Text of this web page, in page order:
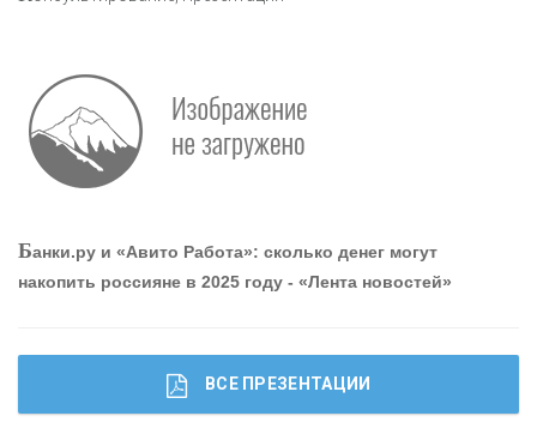
Работа мечты. Что банки делают для того, чтобы
привлечь и удержать персонал - «Интервью»
Банки.ру и «Авито Работа»: сколько денег могут
накопить россияне в 2025 году - «Лента новостей»
ВСЕ ПРЕЗЕНТАЦИИ